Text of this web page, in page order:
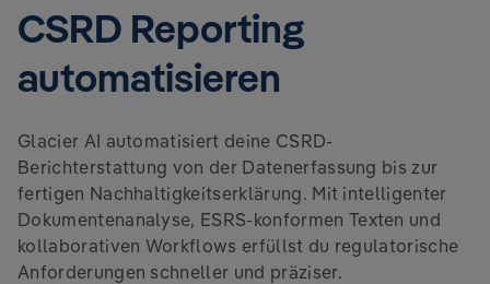
CSRD Reporting
automatisieren
Glacier AI automatisiert deine CSRD-
Berichterstattung von der Datenerfassung bis zur
fertigen Nachhaltigkeitserklärung. Mit intelligenter
Dokumentenanalyse, ESRS-konformen Texten und
kollaborativen Workflows erfüllst du regulatorische
Anforderungen schneller und präziser.